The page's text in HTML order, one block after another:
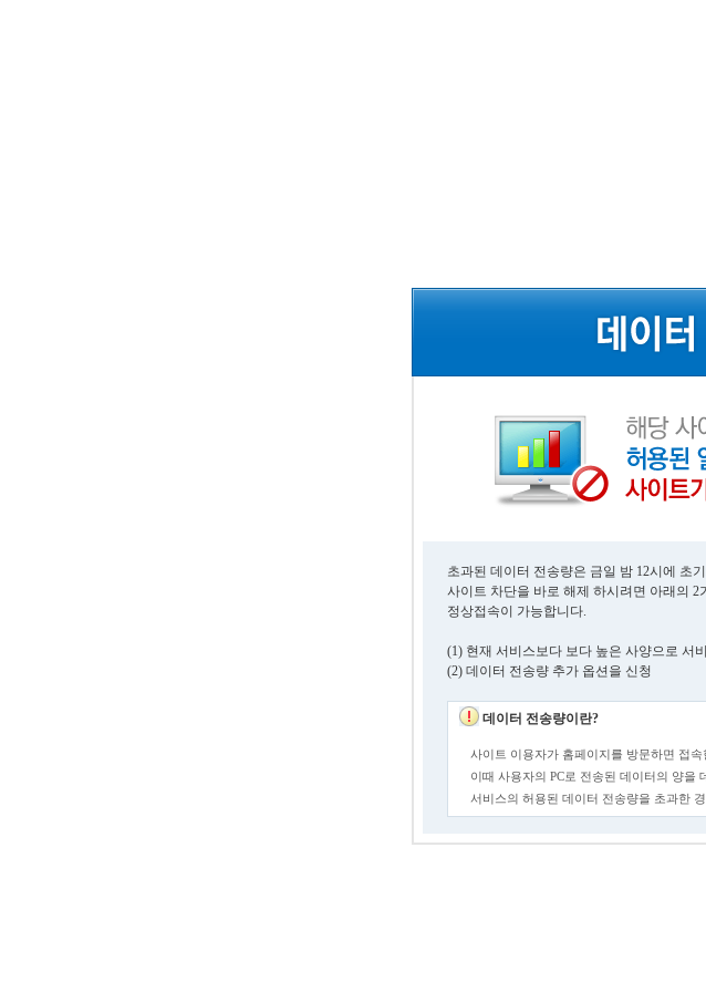
초과된 데이터 전송량은 금일 밤 12시에 초
사이트 차단을 바로 해제 하시려면 아래의 2
정상접속이 가능합니다.
(1) 현재 서비스보다 보다 높은 사양으로 서
(2) 데이터 전송량 추가 옵션을 신청
데이터 전송량이란?
사이트 이용자가 홈페이지를 방문하면 접
이때 사용자의 PC로 전송된 데이터의 양을
서비스의 허용된 데이터 전송량을 초과한